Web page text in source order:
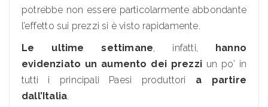
potrebbe non essere particolarmente abbondante
l’effetto sui prezzi si è visto rapidamente.
Le ultime settimane, infatti, hanno
evidenziato un aumento dei prezzi un po’ in
tutti i principali Paesi produttori a partire
dall’Italia.